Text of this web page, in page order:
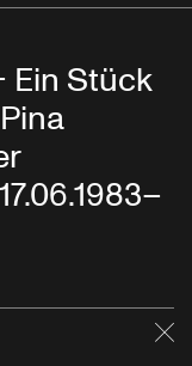
Ein Stück